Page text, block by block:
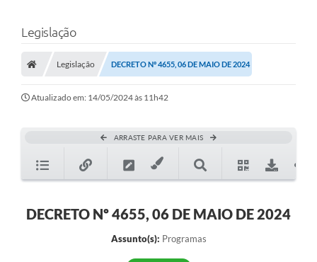
Principal
A Nossa Cidade
Transparência
Secretarias
Secretarias
Legislação
Legislação DECRETO Nº 4655, 06 DE MAIO DE 2024
Atualizado em: 14/05/2024 às 11h42
ARRASTE PARA VER MAIS
DECRETO Nº 4655, 06 DE MAIO DE 2024
Assunto(s): Programas